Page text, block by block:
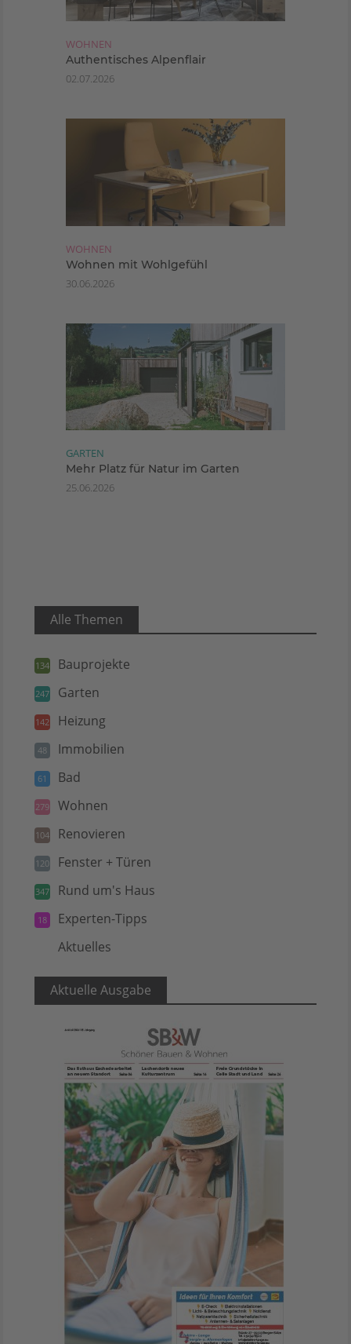
WOHNEN
Authentisches Alpenflair
02.07.2026
WOHNEN
Wohnen mit Wohlgefühl
30.06.2026
GARTEN
Mehr Platz für Natur im Garten
25.06.2026
Alle Themen
134 Bauprojekte
247 Garten
142 Heizung
48 Immobilien
61 Bad
279 Wohnen
104 Renovieren
120 Fenster + Türen
347 Rund um's Haus
18 Experten-Tipps
Aktuelles
Aktuelle Ausgabe